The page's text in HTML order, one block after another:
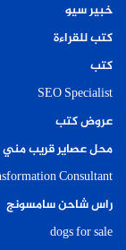
خبير سيو
كتب للقراءة
كتب
SEO Specialist
عروض كتب
محل عصاير قريب مني
Consultant
راس شاحن سامسونج
dogs for sale